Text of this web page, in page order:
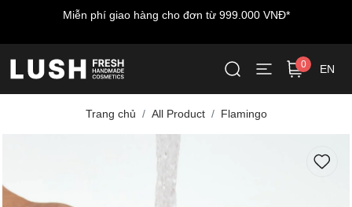
Miễn phí vận chuyển cho đơn hàng đầu tiên - nhập mã:
0 EN
Trang chủ All Product Flamingo